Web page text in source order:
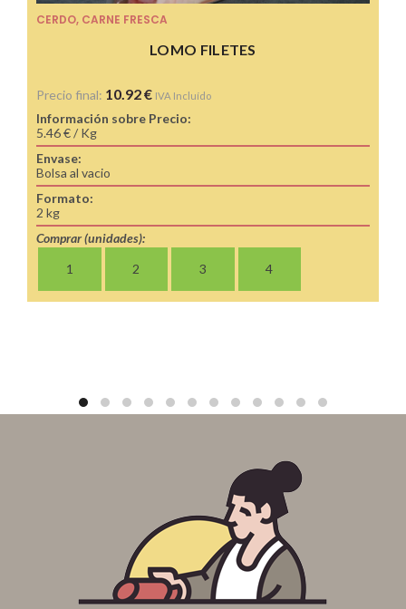
CERDO, CARNE FRESCA
LOMO FILETES
Precio final: 10.92€ IVA Incluído
Información sobre Precio:
5.46 € / Kg
Envase:
Bolsa al vacio
Formato:
2 kg
Comprar (unidades):
1
2 3 4